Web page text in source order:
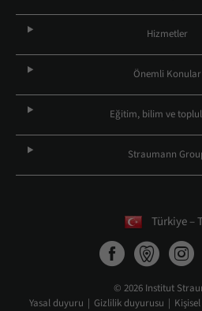
Hizmetler
Önemli Konular
Eğitim, bilim ve
Straumann
Türkiye –
© 2026 Institut
Yasal duyuru
Gizlilik duyurusu